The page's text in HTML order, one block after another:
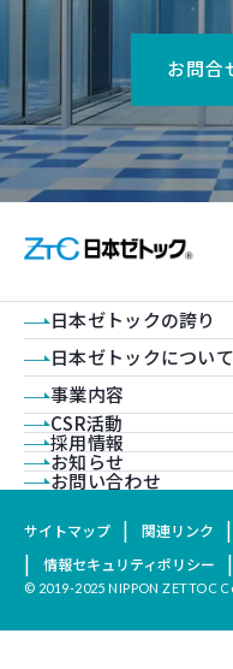
お問合
日本ゼトックの誇り
日本ゼトックについて
事業内容
CSR活動
採用情報
お知らせ
お問い合わせ
サイトマップ 関連リンク
情報セキュリティポリシー
© 2019-2025 NIPPON ZETTOC